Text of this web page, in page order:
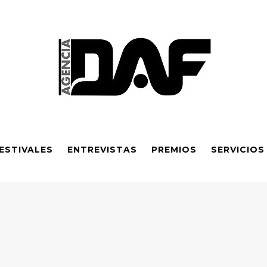
ENTREVISTAS PREMIOS SERVICIOS